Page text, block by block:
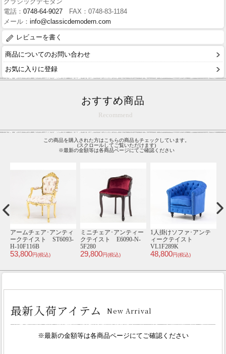
電話： 0748-64-9027 FAX：0748-83-1184
メール： info@classicdemodern.com
レビューを書く
商品についてのお問い合わせ
お気に入りに登録
おすすめ商品
Recommend
この商品を購入された方はこちらの商品もチェックしています。
(スクロールしてご覧いただけます)
※最新の金額等は各商品ページにてご確認ください
アームチェア･アンティ
ークテイスト ST6093-
H-10F116B
53,800円(税込)
ミニチェア･アンティー
クテイスト E6090-N-
5F280
29,800円(税込)
1人掛けソファ･アンテ
ィークテイスト
VL1F289K
48,800円(税込)